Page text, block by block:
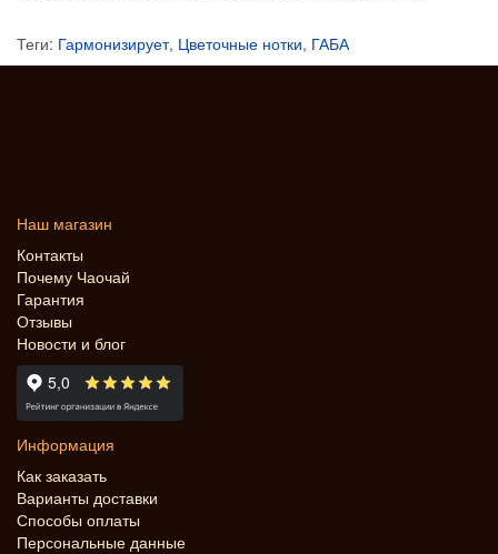
Теги: Гармонизирует, Цветочные нотки, ГАБА
Наш магазин
Контакты
Почему Чаочай
Гарантия
Отзывы
Новости и блог
Информация
Как заказать
Варианты доставки
Способы оплаты
Персональные данные